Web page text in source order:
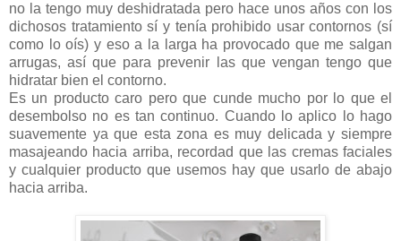
no la tengo muy deshidratada pero hace unos años con los
dichosos tratamiento sí y tenía prohibido usar contornos (sí
como lo oís) y eso a la larga ha provocado que me salgan
arrugas, así que para prevenir las que vengan tengo que
hidratar bien el contorno.
Es un producto caro pero que cunde mucho por lo que el
desembolso no es tan continuo. Cuando lo aplico lo hago
suavemente ya que esta zona es muy delicada y siempre
masajeando hacia arriba, recordad que las cremas faciales
y cualquier producto que usemos hay que usarlo de abajo
hacia arriba.